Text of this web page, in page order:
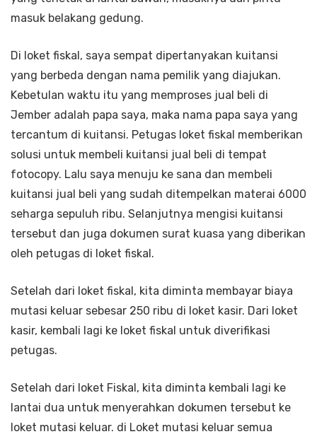
masuk belakang gedung.
Di loket fiskal, saya sempat dipertanyakan kuitansi
yang berbeda dengan nama pemilik yang diajukan.
Kebetulan waktu itu yang memproses jual beli di
Jember adalah papa saya, maka nama papa saya yang
tercantum di kuitansi. Petugas loket fiskal memberikan
solusi untuk membeli kuitansi jual beli di tempat
fotocopy. Lalu saya menuju ke sana dan membeli
kuitansi jual beli yang sudah ditempelkan materai 6000
seharga sepuluh ribu. Selanjutnya mengisi kuitansi
tersebut dan juga dokumen surat kuasa yang diberikan
oleh petugas di loket fiskal.
Setelah dari loket fiskal, kita diminta membayar biaya
mutasi keluar sebesar 250 ribu di loket kasir. Dari loket
kasir, kembali lagi ke loket fiskal untuk diverifikasi
petugas.
Setelah dari loket Fiskal, kita diminta kembali lagi ke
lantai dua untuk menyerahkan dokumen tersebut ke
loket mutasi keluar. di Loket mutasi keluar semua